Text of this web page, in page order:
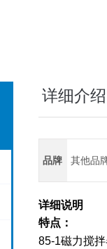
详细介绍
品牌 其他品
详细说明
特点：
85-1磁力搅